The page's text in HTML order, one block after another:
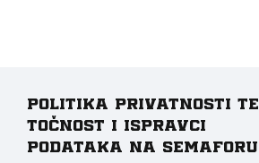
Politika privatnosti te
točnost i ispravci
podataka na Semaforu